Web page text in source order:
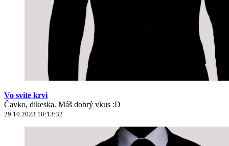
Vo svite krvi
Čavko, dikeska. Máš dobrý vkus :D
29.10.2023 10:13:32